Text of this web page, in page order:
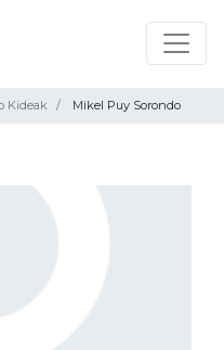
Kideak Mikel Puy Sorondo